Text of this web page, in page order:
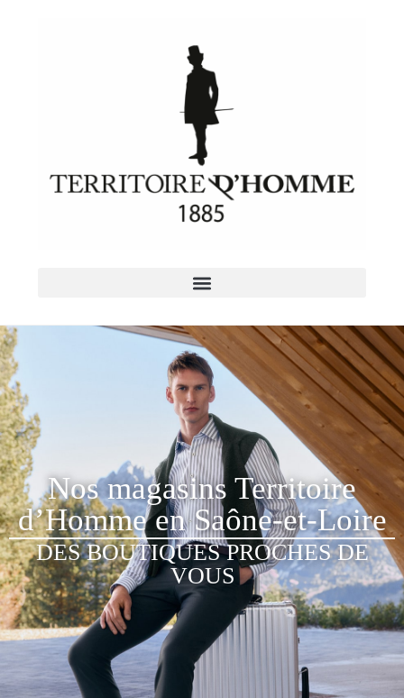
Nos magasins Territoire
d’Homme en Saône-et-Loire
DES BOUTIQUES PROCHES DE
VOUS